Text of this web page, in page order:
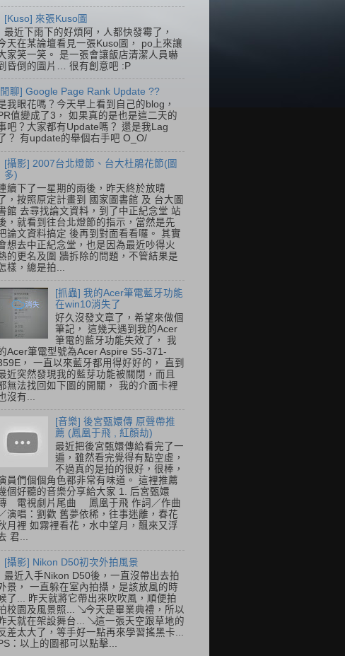
[Kuso] 來張Kuso圖
最近下雨下的好煩阿，人都快發霉了，
天在某論壇看見一張Kuso圖， po上來讓
家笑一笑。 是一張會讓飯店清潔人員嚇
昏倒的圖片… 很有創意吧 :P
聊] Google Page Rank Update ??
我眼花嗎？今天早上看到自己的blog，
值變成了3， 如果真的是也是這二天的
吧？大家都有Update嗎？ 還是我Lag
了？ 有update的舉個右手吧 O_O/
[攝影] 2007台北燈節、台大杜鵑花節(圖
多)
續下了一星期的雨後，昨天終於放晴
了，按照原定計畫到 國家圖書館 及 台大圖
館 去尋找論文資料，到了中正紀念堂 站
，就看到往台北燈節的指示，當然是先
論文資料搞定 後再到對面看看囉。 其實
想去中正紀念堂，也是因為最近吵得火
的更名及圍 牆拆除的問題，不管結果是
樣，總是拍...
[抓蟲] 我的Acer筆電藍牙功能
在win10消失了
好久沒發文章了，希望來做個
筆記， 這幾天遇到我的Acer
筆電的藍牙功能失效了， 我
Acer筆電型號為Acer Aspire S5-371-
， 一直以來藍牙都用得好好的， 直到
近突然發現我的藍芽功能被關閉，而且
無法找回如下圖的開關， 我的介面卡裡
沒有...
[音樂] 後宮甄嬛傳 原聲帶推
薦 (鳳凰于飛 , 紅顏劫)
最近把後宮甄嬛傳給看完了一
遍，雖然看完覺得有點空虛，
不過真的是拍的很好，很棒，
員們個個角色都非常有味道。 這裡推薦
個好聽的音樂分享給大家 1. 后宮甄嬛
電視劇片尾曲 鳳凰于飛 作詞／作曲
演唱：劉歡 舊夢依稀，往事迷離，春花
月裡 如霧裡看花，水中望月，飄來又浮
君...
[攝影] Nikon D50初次外拍風景
最近入手Nikon D50後，一直沒帶出去拍
景， 一直躲在室內拍攝，是該放風的時
了... 昨天就將它帶出來吹吹風，順便拍
校園及風景照... ↘今天是畢業典禮，所以
天就在架設舞台... ↘這一張天空跟草地的
差太大了，等手好一點再來學習搖黑卡...
：以上的圖都可以點擊...